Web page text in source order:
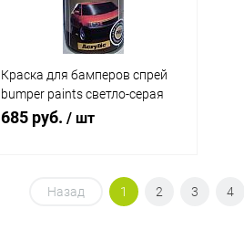
Краска для бамперов спрей
bumper paints светло-серая
№1 400мл BODY
685 руб. / шт
В корзину
Назад 1 2 3 4